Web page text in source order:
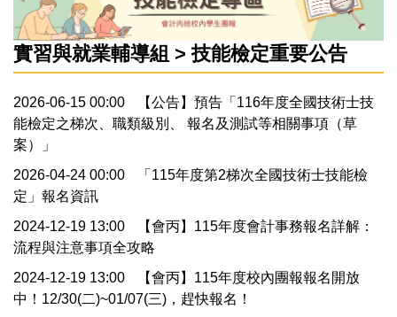
會計丙級重要公告
會丙報名連結
會丙報名流程
實習與就業輔導組 > 技能檢定重要公告
2026-06-15 00:00
【公告】預告「116年度全國技術士技
能檢定之梯次、職類級別、 報名及測試等相關事項（草
案）」
2026-04-24 00:00
「115年度第2梯次全國技術士技能檢
定」報名資訊
2024-12-19 13:00
【會丙】115年度會計事務報名詳解：
流程與注意事項全攻略
2024-12-19 13:00
【會丙】115年度校內團報報名開放
中！12/30(二)~01/07(三)，趕快報名！